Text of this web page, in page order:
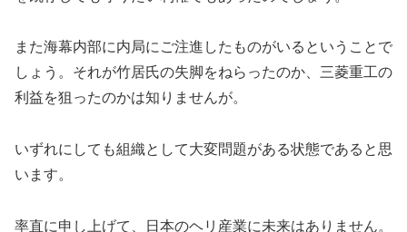
また海幕内部に内局にご注進したものがいるということで
しょう。それが竹居氏の失脚をねらったのか、三菱重工の
利益を狙ったのかは知りませんが。
いずれにしても組織として大変問題がある状態であると思
います。
率直に申し上げて、日本のヘリ産業に未来はありません。